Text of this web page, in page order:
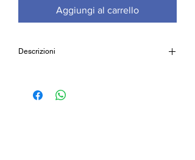
Aggiungi al carrello
Descrizioni
Dimensioni: sfere 8mm